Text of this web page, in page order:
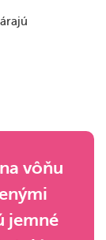
vôňu
jemné